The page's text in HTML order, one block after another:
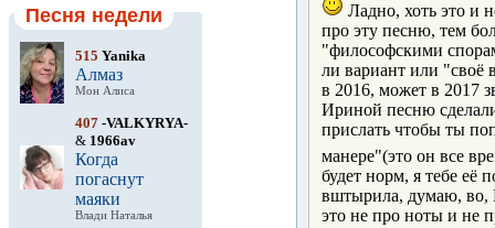
Песня недели
515 Yanika
Алмаз
Мон Алиса
407 -VALKYRYA-
& 1966av
Когда
погаснут
маяки
Влади Наталья
Ладно, хоть это и
про эту песню, тем
"философскими
ли вариант или "своё
в 2016, может в 2017
Ириной песню
прислать чтобы ты
манере"(это он все
будет норм, я тебе её
вштырила, думаю, во,
это не про ноты и не